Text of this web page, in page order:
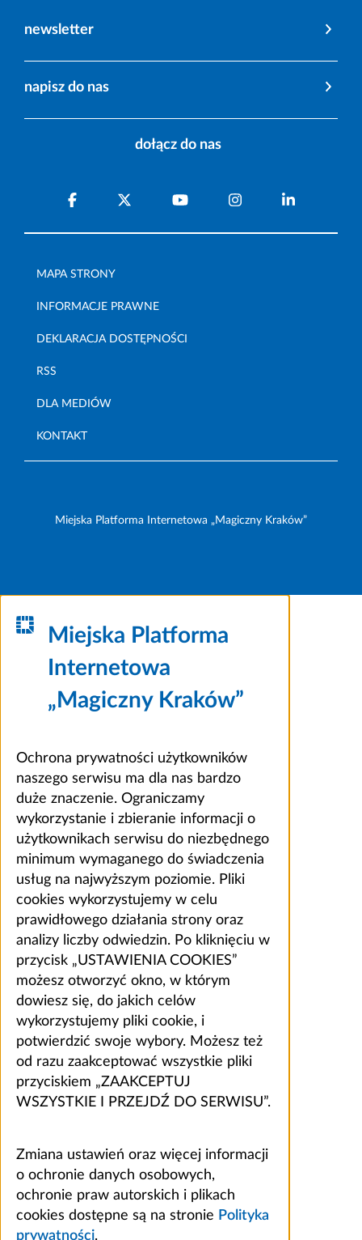
newsletter
napisz do nas
dołącz do nas
MAPA STRONY
INFORMACJE PRAWNE
DEKLARACJA DOSTĘPNOŚCI
RSS
DLA MEDIÓW
KONTAKT
Miejska Platforma Internetowa „Magiczny Kraków”
Miejska Platforma
Internetowa
„Magiczny Kraków”
Ochrona prywatności użytkowników
naszego serwisu ma dla nas bardzo
duże znaczenie. Ograniczamy
wykorzystanie i zbieranie informacji o
użytkownikach serwisu do niezbędnego
minimum wymaganego do świadczenia
usług na najwyższym poziomie. Pliki
cookies wykorzystujemy w celu
prawidłowego działania strony oraz
analizy liczby odwiedzin. Po kliknięciu w
przycisk „USTAWIENIA COOKIES”
możesz otworzyć okno, w którym
dowiesz się, do jakich celów
wykorzystujemy pliki cookie, i
potwierdzić swoje wybory. Możesz też
od razu zaakceptować wszystkie pliki
przyciskiem „ZAAKCEPTUJ
WSZYSTKIE I PRZEJDŹ DO SERWISU”.
Zmiana ustawień oraz więcej informacji
o ochronie danych osobowych,
ochronie praw autorskich i plikach
cookies dostępne są na stronie Polityka
prywatności.